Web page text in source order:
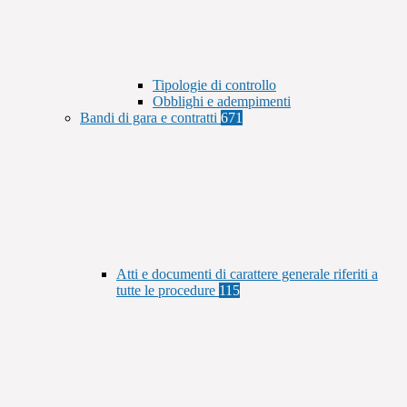
Tipologie di controllo
Obblighi e adempimenti
Bandi di gara e contratti 671
Atti e documenti di carattere generale riferiti a
tutte le procedure 115